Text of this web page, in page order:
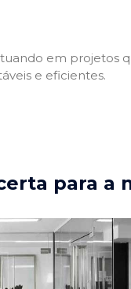
em projetos
e eficientes.
para a